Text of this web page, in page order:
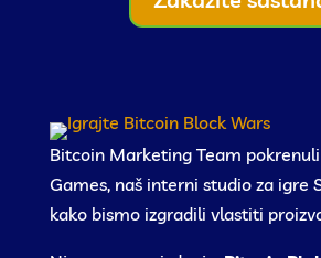
Bitcoin Marketing Team
Games, naš interni studio za igre
kako bismo izgradili vlastiti